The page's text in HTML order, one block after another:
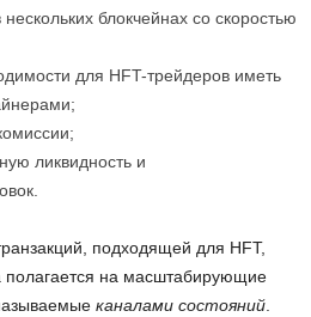
блокчейнах со скоростью
для HFT-трейдеров иметь
ликвидность и
подходящей для HFT,
полагается на масштабирующие
каналами состояний